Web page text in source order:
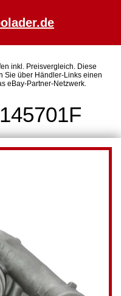
inkl. Preisvergleich. Diese
Sie über Händler-Links einen
eBay-Partner-Netzwerk.